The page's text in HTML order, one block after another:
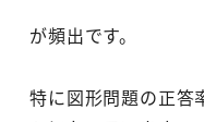
が頻出です。
特に図形問題の正答